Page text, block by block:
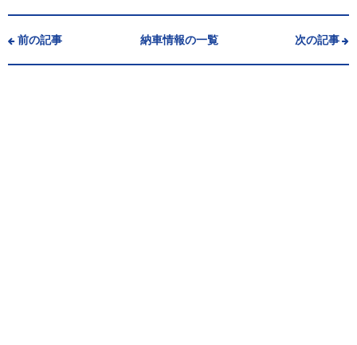
前の記事 納車情報の一覧 次の記事